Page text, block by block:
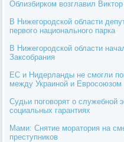
Облизбирком возглавил
В Нижегородской области
первого национального парка
В Нижегородской области
Заксобрания
ЕС и Нидерланды не смогли
между Украиной и Евросоюзом
Судьи поговорят о служебной
социальных гарантиях
Мами: Снятие моратория на
преступников